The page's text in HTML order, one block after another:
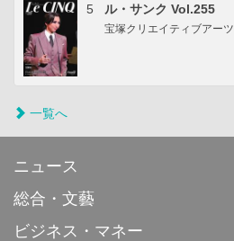
5 ル・サンク Vol.255
宝塚クリエイティブアーツ
一覧へ
ニュース
総合・文藝
ビジネス・マネー